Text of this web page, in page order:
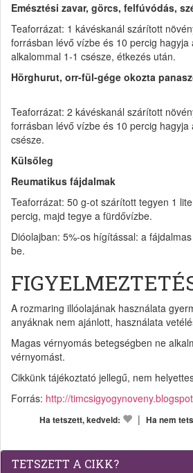
Emésztési zavar, görcs, felfúvódás,
Teaforrázat: 1 kávéskanál szárított
forrásban lévő vízbe és 10 percig hagyja
alkalommal 1-1 csésze, étkezés után.
Hörghurut, orr-fül-gége okozta
Teaforrázat: 2 kávéskanál szárított
forrásban lévő vízbe és 10 percig hagyja
csésze.
Külsőleg
Reumatikus fájdalmak
Teaforrázat: 50 g-ot szárított tegyen 1
percig, majd tegye a fürdővízbe.
Dióolajban: 5%-os hígítással: a
be.
A rozmaring illóolajának használata
anyáknak nem ajánlott, használata
Magas vérnyomás betegségben ne
vérnyomást.
Cikkünk tájékoztató jellegű, nem
Forrás: http://
Ha tetszett, kedveld: | Ha nem
TETSZETT A CIKK?